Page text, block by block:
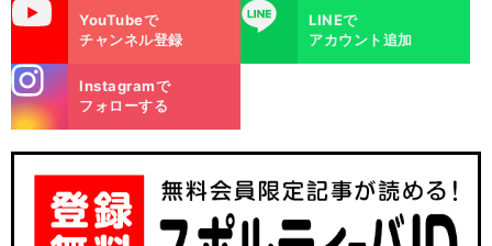
YouTubeで
チャンネル登録
LINE
LINEで
アカウント追加
m
Instagramで
フォローする